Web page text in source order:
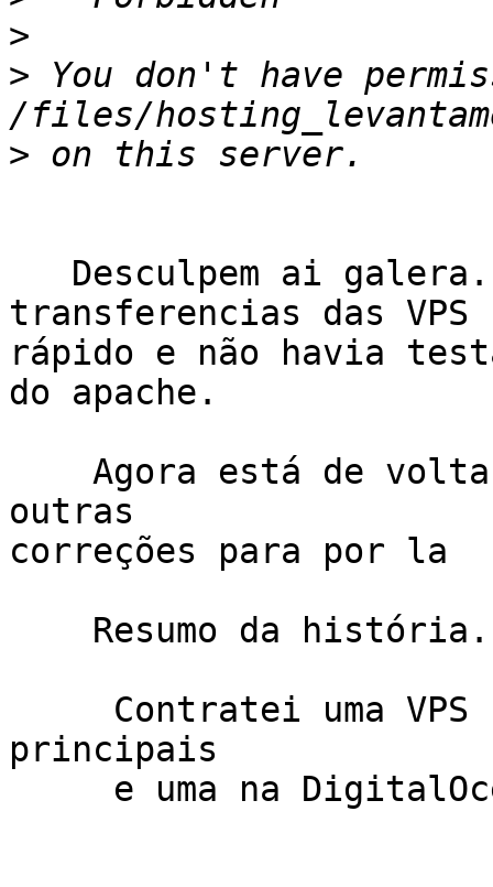
>
> You don't have
>
transferencias das VPS
rápido e não havia
do apache.
outras
correções para por la
principais